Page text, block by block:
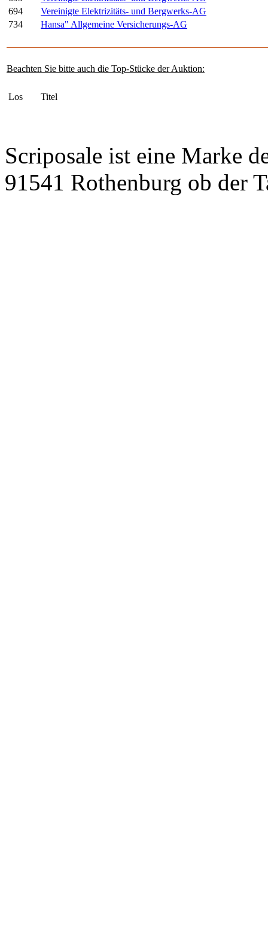
694
Vereinigte Elektrizitäts- und Bergwerks-AG
734
Hansa" Allgemeine Versicherungs-AG
Beachten Sie bitte auch die Top-Stücke der Auktion:
Los Titel
Scriposale ist eine Marke
91541 Rothenburg ob der